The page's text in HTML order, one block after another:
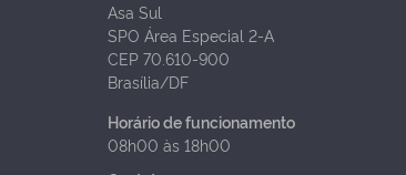
Asa Sul
SPO Área Especial 2-A
CEP 70.610-900
Brasília/DF
Horário de funcionamento
08h00 às 18h00